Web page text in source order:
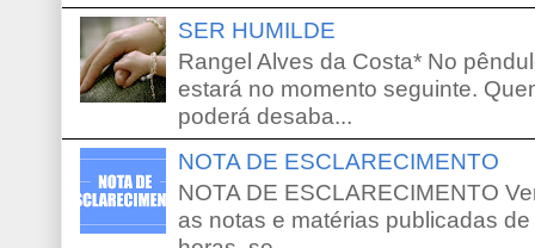
SER HUMILDE
Rangel Alves da Costa* No
estará no momento seguinte.
poderá desaba...
NOTA DE ESCLARECIMENTO
NOTA DE ESCLARECIMENTO
as notas e matérias publicadas